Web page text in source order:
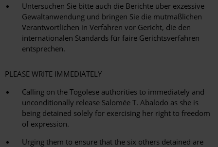
Untersuchen Sie bitte auch die Berichte über exzessive
Gewaltanwendung und bringen Sie die mutmaßlichen
Verantwortlichen in Verfahren vor Gericht, die den
internationalen Standards für faire Gerichtsverfahren
entsprechen.
PLEASE WRITE IMMEDIATELY
Calling on the Togolese authorities to immediately and
unconditionally release Salomée T. Abalodo as she is
being detained solely for exercising her right to freedom
of expression.
Urging them to ensure that the six others detained are